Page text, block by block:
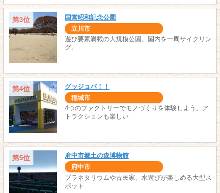
第3位 国営昭和記念公園
立川市
遊び要素満載の大規模公園。園内を一周サイクリン
グ。
第4位 グッジョバ！！
稲城市
4つのファクトリーでモノづくりを体験しよう。ア
トラクションも楽しい
第5位 府中市郷土の森博物館
府中市
プラネタリウムや古民家、水遊びが楽しめる大型ス
ポット